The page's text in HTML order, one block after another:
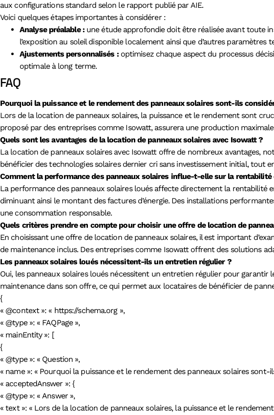
aux configurations standard selon le rapport publié par AIE.
Voici quelques étapes importantes à considérer :
Analyse préalable :une étude approfondie doit être réalisée avant toute
l’exposition au soleil disponible localement ainsi que d’autres
Ajustements personnalisés :optimisez chaque aspect du processus
optimale à long terme.
FAQ
Pourquoi la puissance et le rendement des panneaux solaires sont-ils
Lors de la location de panneaux solaires, la puissance et le rendement sont
proposé par des entreprises comme Isowatt, assurera une production
Quels sont les avantages de la location de panneaux solaires avec Isowatt ?
La location de panneaux solaires avec Isowatt offre de nombreux avantages,
bénéficier des technologies solaires dernier cri sans investissement initial, tout
Comment la performance des panneaux solaires influe-t-elle sur la rentabilité
La performance des panneaux solaires loués affecte directement la
diminuant ainsi le montant des factures d’énergie. Des installations
une consommation responsable.
Quels critères prendre en compte pour choisir une offre de location de
En choisissant une offre de location de panneaux solaires, il est important
de maintenance inclus. Des entreprises comme Isowatt offrent des solutions
Les panneaux solaires loués nécessitent-ils un entretien régulier ?
Oui, les panneaux solaires loués nécessitent un entretien régulier pour
maintenance dans son offre, ce qui permet aux locataires de bénéficier de
{
« @context »: « https://schema.org »,
« @type »: « FAQPage »,
« mainEntity »: [
{
« @type »: « Question »,
« name »: « Pourquoi la puissance et le rendement des panneaux solaires
« acceptedAnswer »: {
« @type »: « Answer »,
« text »: « Lors de la location de panneaux solaires, la puissance et le